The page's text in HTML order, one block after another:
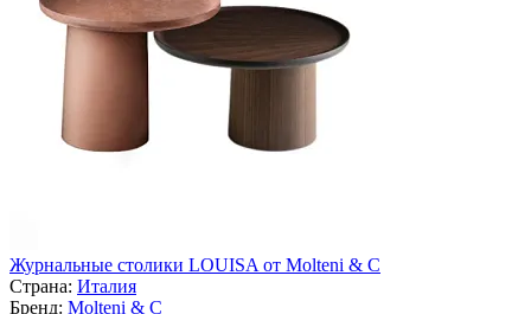
Журнальные столики LOUISA от Molteni & C
Страна: Италия
Бренд: Molteni & C